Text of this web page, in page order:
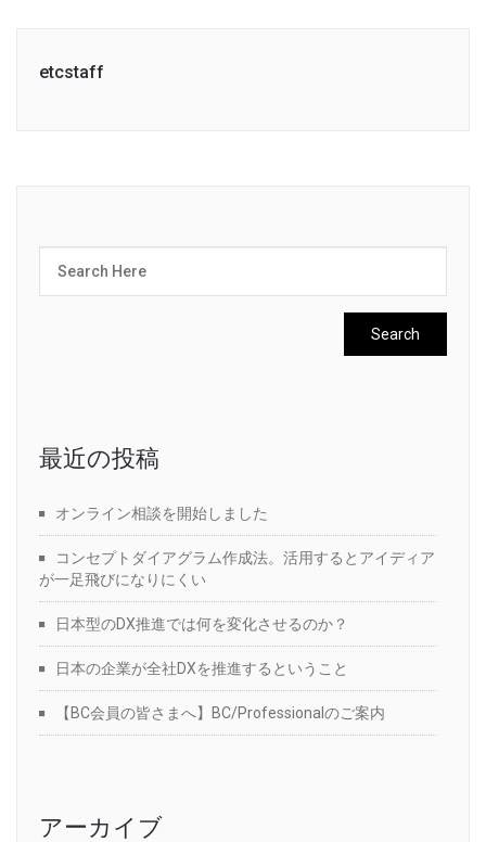
etcstaff
最近の投稿
オンライン相談を開始しました
コンセプトダイアグラム作成法。活用するとアイディア
が一足飛びになりにくい
日本型のDX推進では何を変化させるのか？
日本の企業が全社DXを推進するということ
【BC会員の皆さまへ】BC/Professionalのご案内
アーカイブ